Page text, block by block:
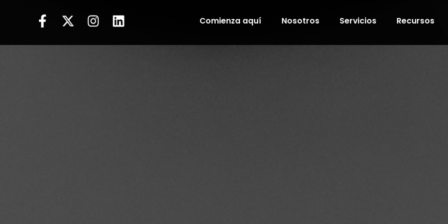
Comienza aquí Nosotros Servicios Recursos